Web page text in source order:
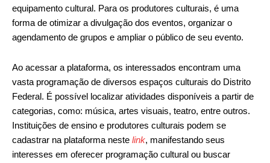
equipamento cultural. Para os produtores culturais, é uma
forma de otimizar a divulgação dos eventos, organizar o
agendamento de grupos e ampliar o público de seu evento.
Ao acessar a plataforma, os interessados encontram uma
vasta programação de diversos espaços culturais do Distrito
Federal. É possível localizar atividades disponíveis a partir de
categorias, como: música, artes visuais, teatro, entre outros.
Instituições de ensino e produtores culturais podem se
cadastrar na plataforma neste link, manifestando seus
interesses em oferecer programação cultural ou buscar